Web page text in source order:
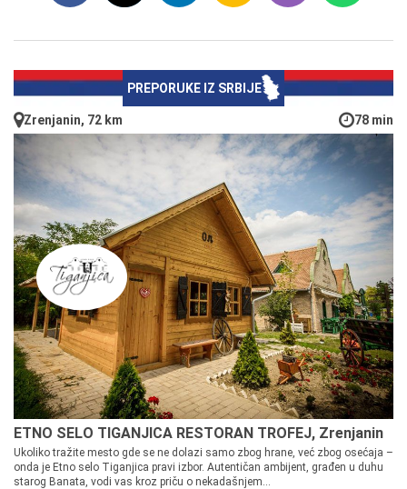
PREPORUKE IZ SRBIJE
Zrenjanin, 72 km 78 min
ETNO SELO TIGANJICA RESTORAN TROFEJ, Zrenjanin
Ukoliko tražite mesto gde se ne dolazi samo zbog hrane, već zbog osećaja –
onda je Etno selo Tiganjica pravi izbor. Autentičan ambijent, građen u duhu
starog Banata, vodi vas kroz priču o nekadašnjem...